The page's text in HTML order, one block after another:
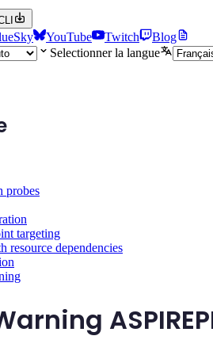
YouTube Twitch
Blog
Selectionner la langue
probes
targeting
resource dependencies